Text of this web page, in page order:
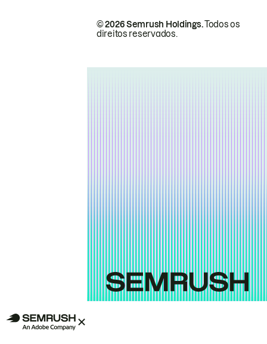
© 2026 Semrush Holdings.Todos os
direitos reservados.